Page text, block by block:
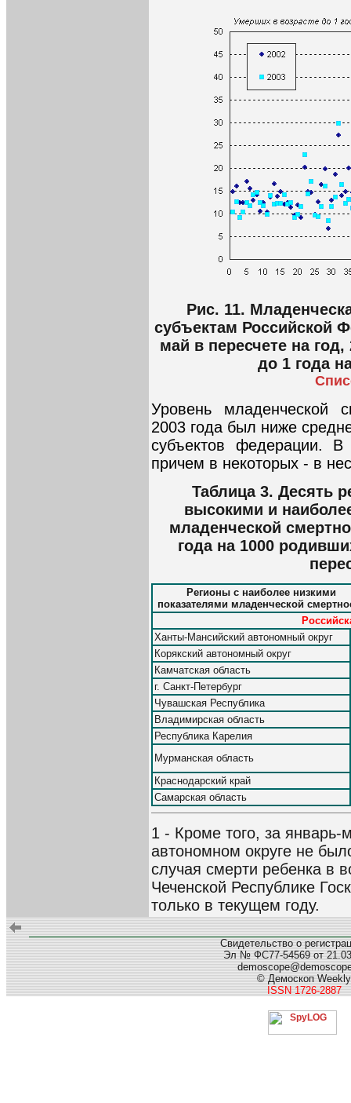
Рис. 11.
субъектам Российской
май в пересчете на
до 1 года
Уровень младенческой
2003 года был ниже
субъектов федерации.
причем в некоторых - в
Таблица 3. Десять
высокими и
младенческой
года на 1000
Регионы с наиболее низкими
показателями младенческой
Ханты-Мансийский автономный округ
Корякский автономный округ
Камчатская область
г. Санкт-Петербург
Чувашская Республика
Владимирская область
Республика Карелия
Мурманская область
Краснодарский край
Самарская область
1 - Кроме того, за
автономном округе не
случая смерти ребенка в
Чеченской Республике
только в текущем году.
Свидетельство о
Эл № ФС77-54569 от
© Демоскоп Weekly
ISSN 1726-2887